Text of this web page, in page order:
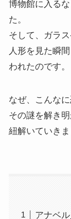
博物館に入る
た。
そして、ガラ
人形を見た瞬
われたのです。
なぜ、こんな
その謎を解き
紐解いていきま
アナベ